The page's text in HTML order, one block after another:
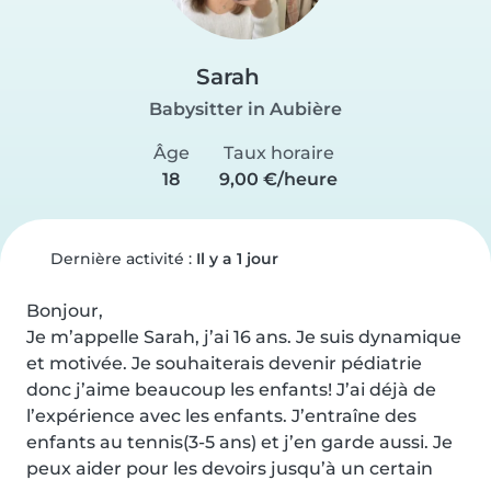
Sarah
Babysitter in Aubière
Âge
18
Taux horaire
9,00 €/heure
Dernière activité : Il y a 1 jour
Bonjour,
Je m’appelle Sarah, j’ai 16 ans. Je suis dynamique
et motivée. Je souhaiterais devenir pédiatrie
donc j’aime beaucoup les enfants! J’ai déjà de
l’expérience avec les enfants. J’entraîne des
enfants au tennis(3-5 ans) et j’en garde aussi. Je
peux aider pour les devoirs jusqu’à un certain